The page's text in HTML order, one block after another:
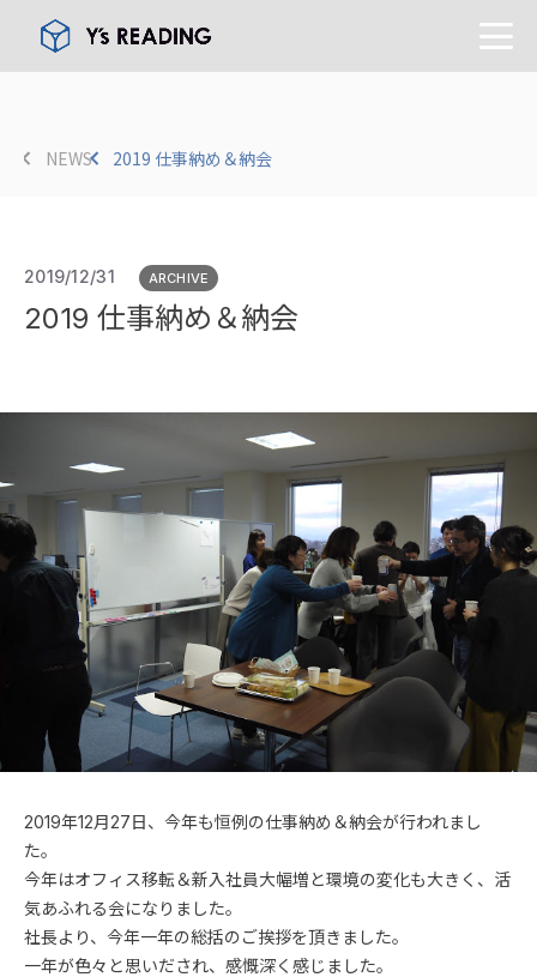
NEWS 2019 仕事納め＆納会
2019/12/31 ARCHIVE
2019 仕事納め＆納会
2019年12月27日、今年も恒例の仕事納め＆納会が行われまし
た。
今年はオフィス移転＆新入社員大幅増と環境の変化も大きく、活
気あふれる会になりました。
社長より、今年一年の総括のご挨拶を頂きました。
一年が色々と思いだされ、感慨深く感じました。